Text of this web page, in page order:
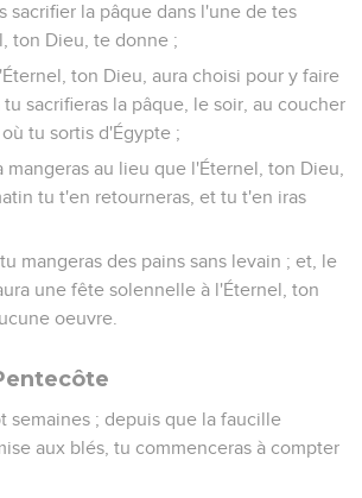
sacrifier la pâque dans l'une de tes
ton Dieu, te donne ;
ton Dieu, aura choisi pour y faire
sacrifieras la pâque, le soir, au coucher
tu sortis d'Égypte ;
mangeras au lieu que l'Éternel, ton Dieu,
tu t'en retourneras, et tu t'en iras
mangeras des pains sans levain ; et, le
une fête solennelle à l'Éternel, ton
oeuvre.
semaines ; depuis que la faucille
aux blés, tu commenceras à compter